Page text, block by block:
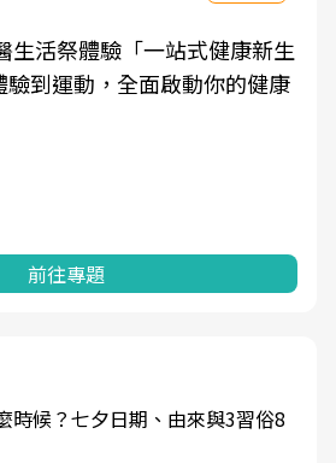
生活祭體驗「一站式健康新生
到運動，全面啟動你的健康
前往專題
時候？七夕日期、由來與3習俗8